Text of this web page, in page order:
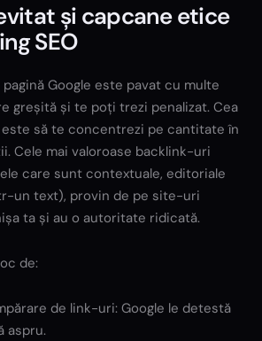
și capcane etice
SEO
Google este pavat cu multe
greșită și te poți trezi penalizat. Cea
este să te concentrezi pe cantitate în
Cele mai valoroase backlink-uri
care sunt contextuale, editoriale
un text), provin de pe site-uri
ta și au o autoritate ridicată.
de:
de link-uri: Google le detestă
aspru.